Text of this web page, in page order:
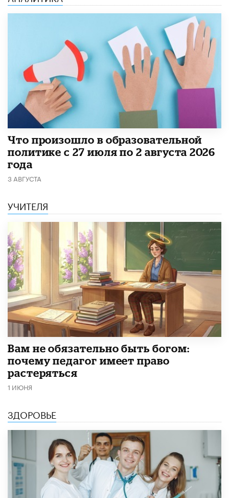
​Что произошло в образовательной
политике с 27 июля по 2 августа 2026
года
3 АВГУСТА
УЧИТЕЛЯ
​Вам не обязательно быть богом:
почему педагог имеет право
растеряться
1 ИЮНЯ
ЗДОРОВЬЕ